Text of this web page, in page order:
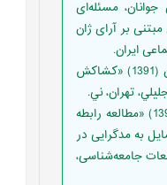
مسئله‌ای
بر آرای ژان
ایران.
۱۳۹۹; ۱۱ (۲) ۱۲۳-۹۷ سيدمن، استيون (1391) «كشاكش
تهران، ني.
عمیدی، حسن و احمدی، محمد (1395) «مطالعه رابطه
به مدگرایی در
جامعه‌شناسی،